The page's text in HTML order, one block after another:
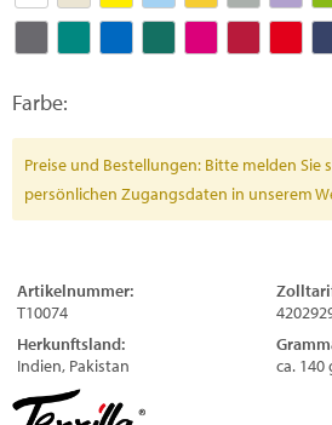
Farbe:
Preise und Bestellungen: Bitte melden Sie
persönlichen Zugangsdaten in unserem
Artikelnummer:
T10074
Herkunftsland:
Indien, Pakistan
ca. 140